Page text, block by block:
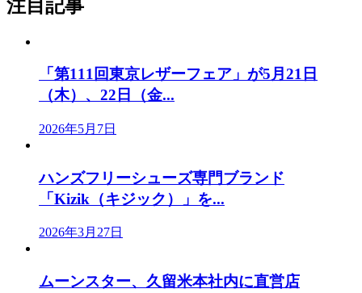
注目記事
「第111回東京レザーフェア」が5月21日
（木）、22日（金...
2026年5月7日
ハンズフリーシューズ専門ブランド
「Kizik（キジック）」を...
2026年3月27日
ムーンスター、久留米本社内に直営店